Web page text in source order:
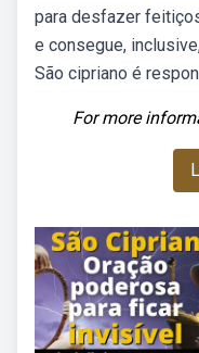
para desfazer
e consegue,
São cipriano é
For more